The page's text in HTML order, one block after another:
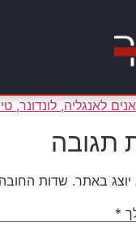
תגובה
יוצג באתר. שדות
*